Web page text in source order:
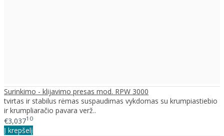
Surinkimo - klijavimo presas mod. RPW 3000
tvirtas ir stabilus rėmas suspaudimas vykdomas su krumpiastiebio
ir krumpliaračio pavara verž..
€3,03710
Į krepšelį